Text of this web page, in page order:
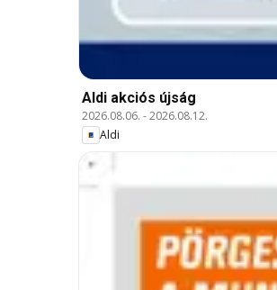
Aldi akciós újság
2026.08.06. -2026.08.12.
Aldi